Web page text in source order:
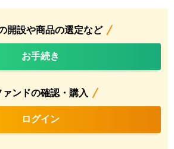
開設や商品の選定など
お手続き
ァンドの確認・購入
ログイン